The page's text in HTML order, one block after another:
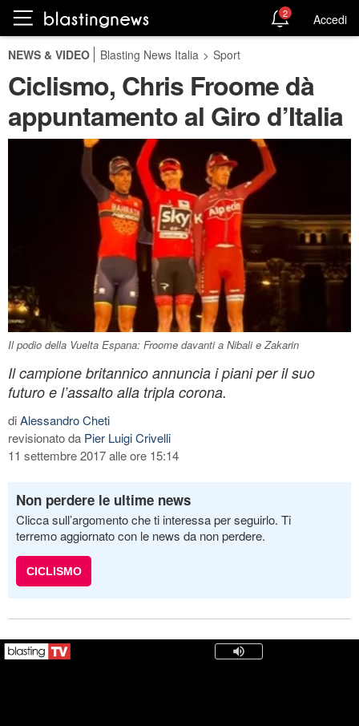
2 Accedi
NEWS & VIDEO Blasting News Italia > Sport
Ciclismo, Chris Froome dà
appuntamento al Giro d’Italia
Il podio della Vuelta Espana: Froome davanti a Nibali e Zakarin
Il campione britannico annuncia i piani per il suo
futuro e l’assalto alla tripla corona.
diAlessandro Cheti
revisionato da Pier Luigi Crivelli
11 settembre 2017 alle ore 15:14
Non perdere le ultime news
Clicca sull’argomento che ti interessa per seguirlo. Ti
terremo aggiornato con le news da non perdere.
CICLISMO